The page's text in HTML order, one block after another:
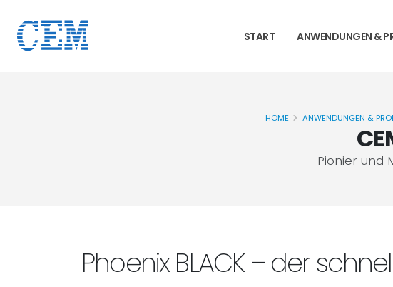
START ANWENDUNGEN &
Pionier und
HOME ANWENDUNGEN &
Phoenix BLACK – der